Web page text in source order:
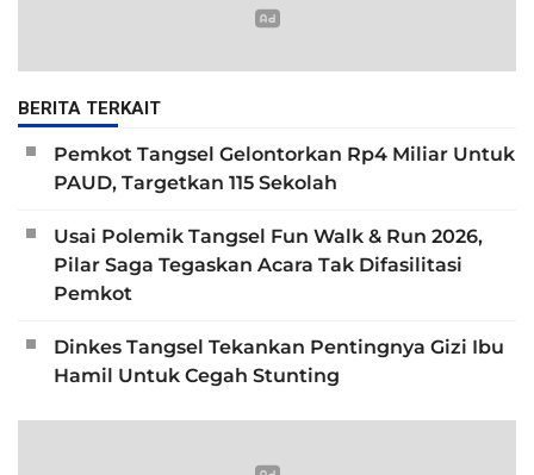
BERITA TERKAIT
Pemkot Tangsel Gelontorkan Rp4 Miliar Untuk
PAUD, Targetkan 115 Sekolah
Usai Polemik Tangsel Fun Walk & Run 2026,
Pilar Saga Tegaskan Acara Tak Difasilitasi
Pemkot
Dinkes Tangsel Tekankan Pentingnya Gizi Ibu
Hamil Untuk Cegah Stunting